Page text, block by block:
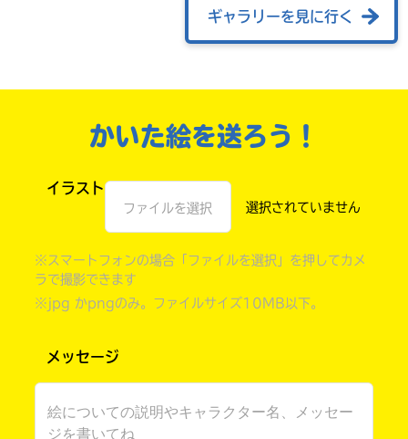
ギャラリーを見に行く
かいた絵を送ろう！
イラスト
ファイルを選択
※スマートフォンの場合「ファイルを選択」を押してカメ
ラで撮影できます
※jpg かpngのみ。ファイルサイズ10MB以下。
メッセージ